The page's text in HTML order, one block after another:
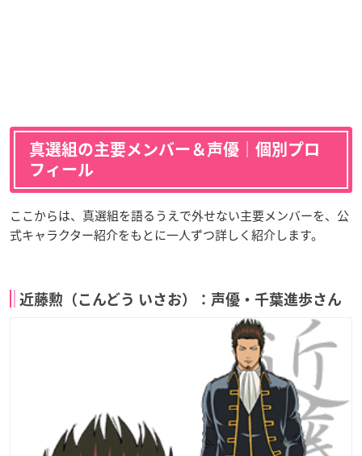
真選組の主要メンバー＆声優｜個別プロ
フィール
ここからは、真選組を語るうえで外せない主要メンバーを、公
式キャラクター紹介をもとに一人ずつ詳しく紹介します。
近藤勲（こんどう いさお）：声優・千葉進歩さん